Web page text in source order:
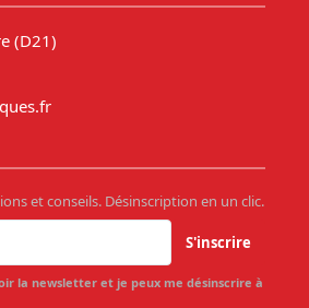
(D21)
et conseils. Désinscription en un clic.
S'inscrire
la newsletter et je peux me désinscrire à